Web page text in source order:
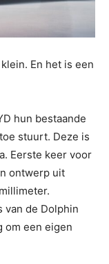
En het is een
hun bestaande
stuurt. Deze is
Eerste keer voor
ontwerp uit
van de Dolphin
om een ​​eigen